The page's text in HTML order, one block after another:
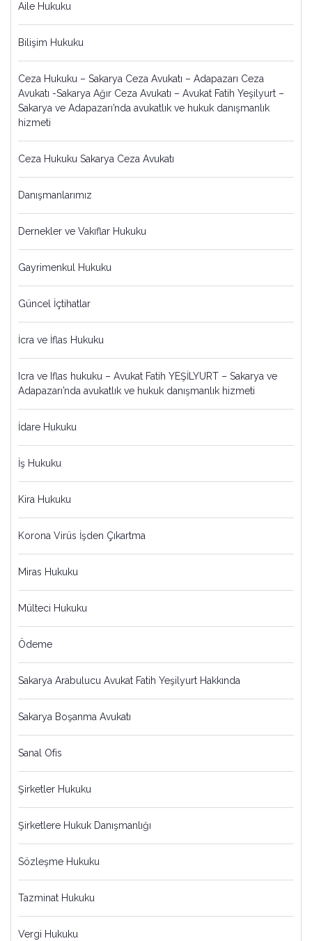
Aile Hukuku
Bilişim Hukuku
Ceza Hukuku – Sakarya Ceza Avukatı – Adapazarı Ceza
Avukatı -Sakarya Ağır Ceza Avukatı – Avukat Fatih Yeşilyurt –
Sakarya ve Adapazarı’nda avukatlık ve hukuk danışmanlık
hizmeti
Ceza Hukuku Sakarya Ceza Avukatı
Danışmanlarımız
Dernekler ve Vakıflar Hukuku
Gayrimenkul Hukuku
Güncel İçtihatlar
İcra ve İflas Hukuku
Icra ve Iflas hukuku – Avukat Fatih YEŞİLYURT – Sakarya ve
Adapazarı’nda avukatlık ve hukuk danışmanlık hizmeti
İdare Hukuku
İş Hukuku
Kira Hukuku
Korona Virüs İşden Çıkartma
Miras Hukuku
Mülteci Hukuku
Ödeme
Sakarya Arabulucu Avukat Fatih Yeşilyurt Hakkında
Sakarya Boşanma Avukatı
Sanal Ofis
Şirketler Hukuku
Şirketlere Hukuk Danışmanlığı
Sözleşme Hukuku
Tazminat Hukuku
Vergi Hukuku